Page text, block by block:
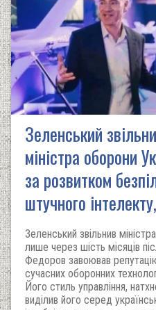
Зеленський
міністра оборони
за розвитком
штучного
Зеленський звільнив
лише через шість місяців
Федоров завоював
сучасних оборонних
Його стиль управління,
виділив його серед